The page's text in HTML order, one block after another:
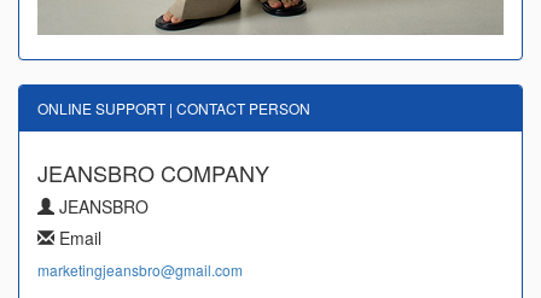
ONLINE SUPPORT | CONTACT PERSON
JEANSBRO COMPANY
JEANSBRO
Email
marketingjeansbro@gmail.com